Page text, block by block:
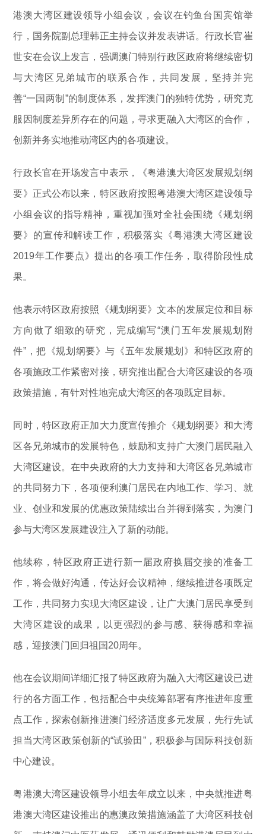
港澳大湾区建设领导小组会议，会议在钓鱼台国宾馆举
行，国务院副总理韩正主持会议并发表讲话。行政长官崔
世安在会议上发言，强调澳门特别行政区政府将继续密切
与大湾区兄弟城市的联系合作，共同发展，坚持并完
善“一国两制”的制度体系，发挥澳门的独特优势，研究克
服因制度差异所存在的问题，寻求更融入大湾区的合作，
创新并务实地推动湾区内的各项建设。
行政长官在开场发言中表示，《粤港澳大湾区发展规划纲
要》正式公布以来，特区政府按照粤港澳大湾区建设领导
小组会议的指导精神，重视加强对全社会围绕《规划纲
要》的宣传和解读工作，积极落实《粤港澳大湾区建设
2019年工作要点》提出的各项工作任务，取得阶段性成
果。
他表示特区政府按照《规划纲要》文本的发展定位和目标
方向做了细致的研究，完成编写“澳门五年发展规划附
件”，把《规划纲要》与《五年发展规划》和特区政府的
各项施政工作紧密对接，研究推出配合大湾区建设的各项
政策措施，有针对性地完成大湾区的各项既定目标。
同时，特区政府正加大力度宣传推介《规划纲要》和大湾
区各兄弟城市的发展特色，鼓励和支持广大澳门居民融入
大湾区建设。在中央政府的大力支持和大湾区各兄弟城市
的共同努力下，各项便利澳门居民在内地工作、学习、就
业、创业和发展的优惠政策陆续出台并得到落实，为澳门
参与大湾区发展建设注入了新的动能。
他续称，特区政府正进行新一届政府换届交接的准备工
作，将会做好沟通，传达好会议精神，继续推进各项既定
工作，共同努力实现大湾区建设，让广大澳门居民享受到
大湾区建设的成果，以更强烈的参与感、获得感和幸福
感，迎接澳门回归祖国20周年。
他在会议期间详细汇报了特区政府为融入大湾区建设已进
行的各方面工作，包括配合中央统筹部署有序推进年度重
点工作，探索创新推进澳门经济适度多元发展，先行先试
担当大湾区政策创新的“试验田”，积极参与国际科技创新
中心建设。
粤港澳大湾区建设领导小组去年成立以来，中央就推进粤
港澳大湾区建设推出的惠澳政策措施涵盖了大湾区科技创